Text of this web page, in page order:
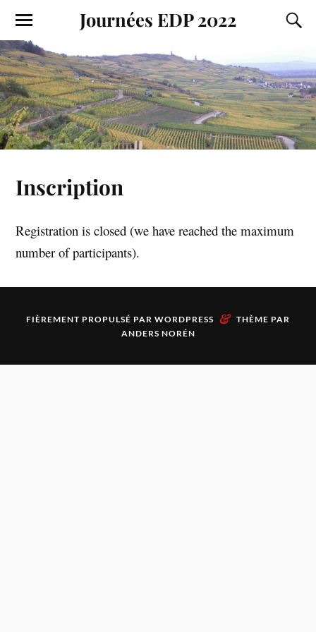
Journées EDP 2022
Inscription
Registration is closed (we have reached the maximum
number of participants).
FIÈREMENT PROPULSÉ PAR WORDPRESS & THÈME PAR
ANDERS NORÉN